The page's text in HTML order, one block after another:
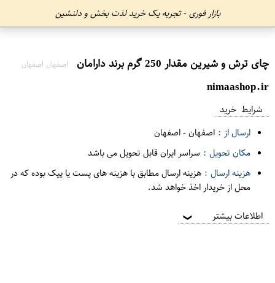
بازار فوری - تجربه یک خرید لذت بخش و دلنشین
چای ترش و شیرین مقدار 250 گرم برند دارامان اصفهان اصفهان
nimaashop.ir
شرایط خرید
ارسال از : اصفهان-اصفهان
مکان تحویل : سراسر ایران قابل تحویل می باشد
هزینه ارسال : هزینه ارسال مطابق با هزینه های پست یا پیک بوده که در
محل از خریدار اخذ خواهد شد.
اطلاعات بیشتر ❯